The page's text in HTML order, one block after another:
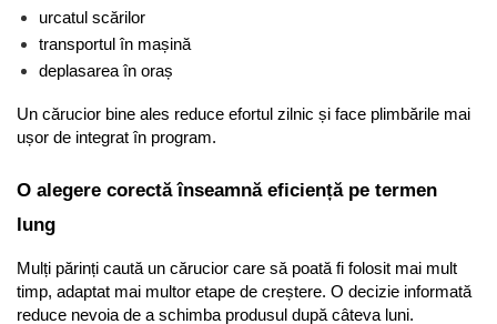
urcatul scărilor
transportul în mașină
deplasarea în oraș
Un cărucior bine ales reduce efortul zilnic și face plimbările mai
ușor de integrat în program.
O alegere corectă înseamnă eficiență pe termen
lung
Mulți părinți caută un cărucior care să poată fi folosit mai mult
timp, adaptat mai multor etape de creștere. O decizie informată
reduce nevoia de a schimba produsul după câteva luni.